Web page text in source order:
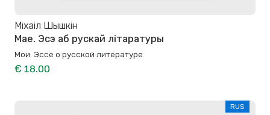
Міхаіл Шышкін
Мае. Эсэ аб рускай літаратуры
Мои. Эссе о русской литературе
€ 18.00
RUS